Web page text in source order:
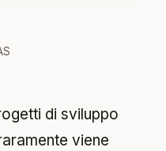
di sviluppo
viene